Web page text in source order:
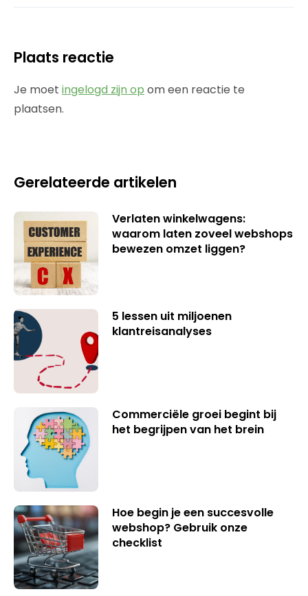
Plaats reactie
Je moet ingelogd zijn op om een reactie te
plaatsen.
Gerelateerde artikelen
Verlaten winkelwagens:
waarom laten zoveel webshops
bewezen omzet liggen?
5 lessen uit miljoenen
klantreisanalyses
Commerciële groei begint bij
het begrijpen van het brein
Hoe begin je een succesvolle
webshop? Gebruik onze
checklist